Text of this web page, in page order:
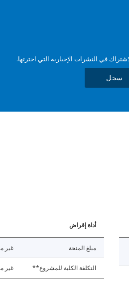
في النشرات الإخبارية التي اخترتها.
سجل
أداة إقراض
مبلغ المنحة غير
التكلفة الكلية للمشروع** غير